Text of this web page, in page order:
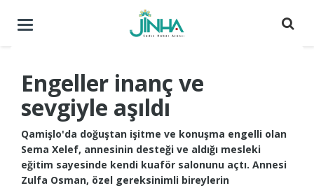
Menüyü
Engeller inanç ve
sevgiyle aşıldı
Qamişlo'da doğuştan işitme ve konuşma engelli olan
Sema Xelef, annesinin desteği ve aldığı mesleki
eğitim sayesinde kendi kuaför salonunu açtı. Annesi
Zulfa Osman, özel gereksinimli bireylerin